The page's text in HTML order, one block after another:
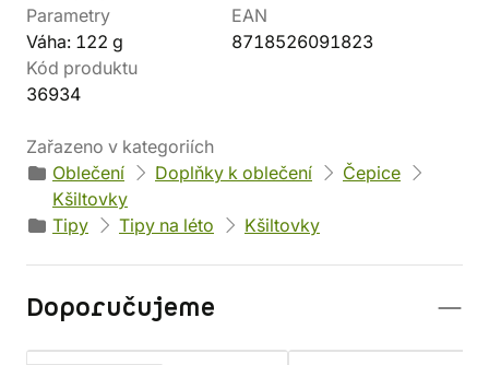
Parametry
Váha: 122 g
EAN
8718526091823
Kód produktu
36934
Zařazeno v kategoriích
Oblečení
Doplňky k oblečení
Čepice
Kšiltovky
Tipy
Tipy na léto Kšiltovky
Doporučujeme